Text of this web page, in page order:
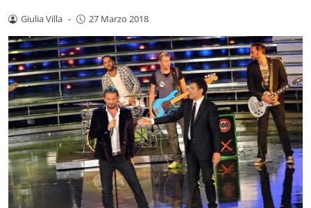
Giulia Villa - 27 Marzo 2018